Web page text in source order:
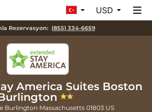
USD
Rezervasyon: (855) 334-6659
America Suites Boston
Burlington Massachusetts 01803 US